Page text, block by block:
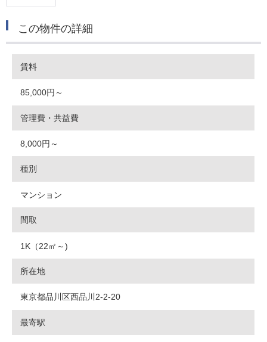
この物件の詳細
賃料
85,000円～
管理費・共益費
8,000円～
種別
マンション
間取
1K（22㎡～)
所在地
東京都品川区西品川2-2-20
最寄駅